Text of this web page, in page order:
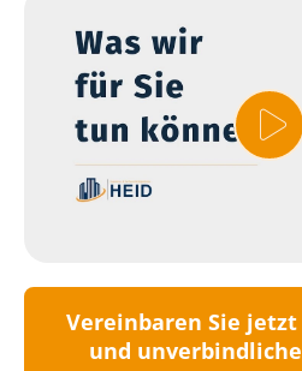
Vereinbaren Sie
und